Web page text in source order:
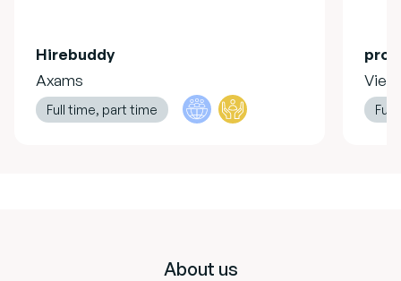
Hirebuddy
Axams
Full time, part time
pro
Full
About us